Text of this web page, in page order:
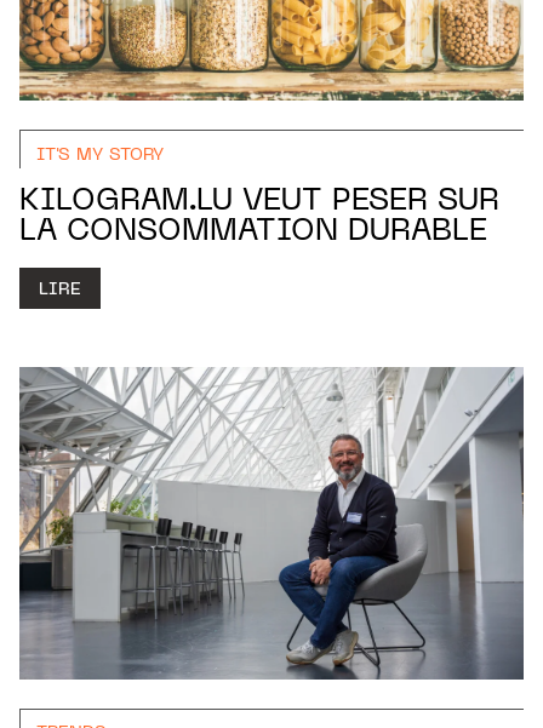
IT'S MY STORY
KILOGRAM.LU VEUT PESER SUR
LA CONSOMMATION DURABLE
LIRE